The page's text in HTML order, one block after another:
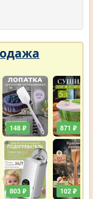
148 ₽
803 ₽
871 ₽
102 ₽